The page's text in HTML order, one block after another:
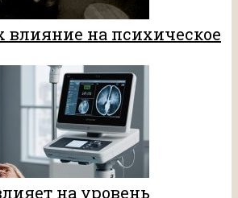
влияние на психическое
на уровень